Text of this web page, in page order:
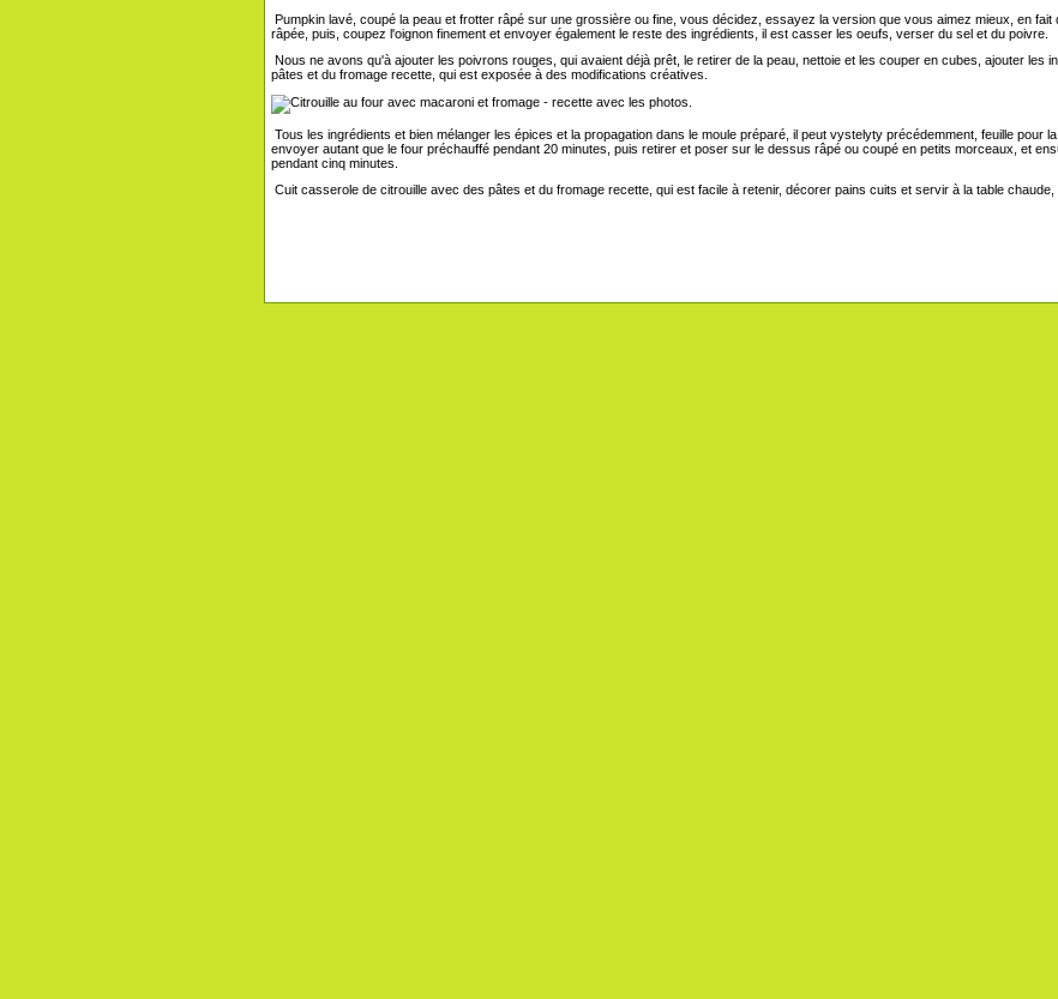
Pumpkin lavé, coupé la peau et frotter râpé sur une grossière ou fine, vous décidez, essayez la version que vous aimez mieux, en fait
râpée, puis, coupez l'oignon finement et envoyer également le reste des ingrédients, il est casser les oeufs, verser du sel et du poivre.
Nous ne avons qu'à ajouter les poivrons rouges, qui avaient déjà prêt, le retirer de la peau, nettoie et les couper en cubes, ajouter les
pâtes et du fromage recette, qui est exposée à des modifications créatives.
Tous les ingrédients et bien mélanger les épices et la propagation dans le moule préparé, il peut vystelyty précédemment, feuille pour
envoyer autant que le four préchauffé pendant 20 minutes, puis retirer et poser sur le dessus râpé ou coupé en petits morceaux, et
pendant cinq minutes.
Cuit casserole de citrouille avec des pâtes et du fromage recette, qui est facile à retenir, décorer pains cuits et servir à la table chaude,